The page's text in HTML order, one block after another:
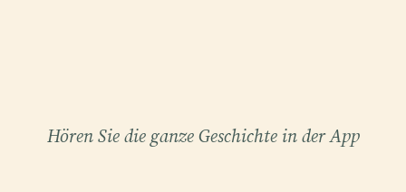
Hören Sie die ganze Geschichte in der App